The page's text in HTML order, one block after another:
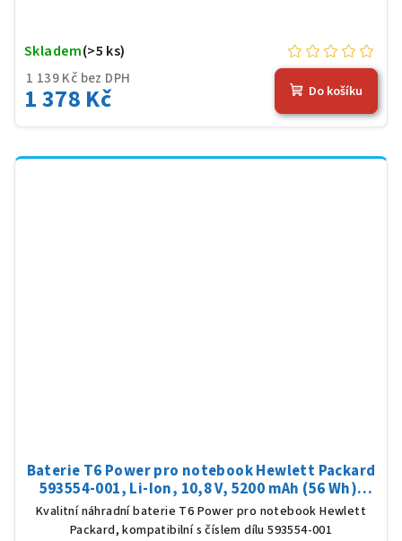
1 139 Kč bez DPH
1 378 Kč
Skladem(>5 ks)
Do košíku
Baterie T6 Power pro notebook Hewlett Packard
593554-001, Li-Ion, 10,8 V, 5200 mAh (56 Wh),
černá
Kvalitní náhradní baterie T6 Power pro notebook Hewlett
Packard, kompatibilní s číslem dílu 593554-001